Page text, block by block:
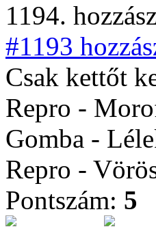
1194.
#1193
Csak kettőt
Repro -
Gomba -
Repro -
Pontszám: 5